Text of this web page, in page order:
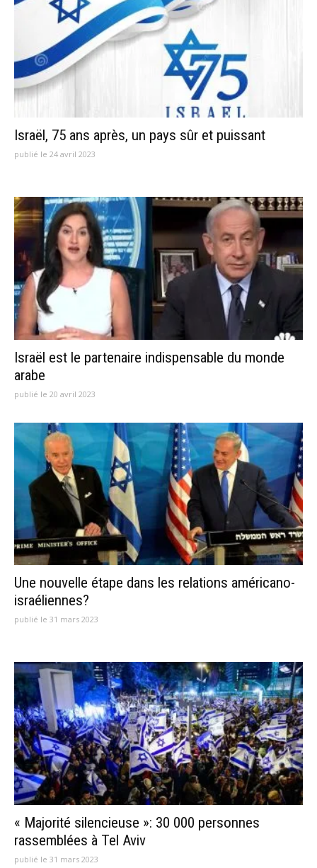
Israël, 75 ans après, un pays sûr et puissant
publié le 24 avril 2023
Israël est le partenaire indispensable du monde
arabe
publié le 20 avril 2023
Une nouvelle étape dans les relations américano-
israéliennes?
publié le 31 mars 2023
« Majorité silencieuse »: 30 000 personnes
rassemblées à Tel Aviv
publié le 31 mars 2023